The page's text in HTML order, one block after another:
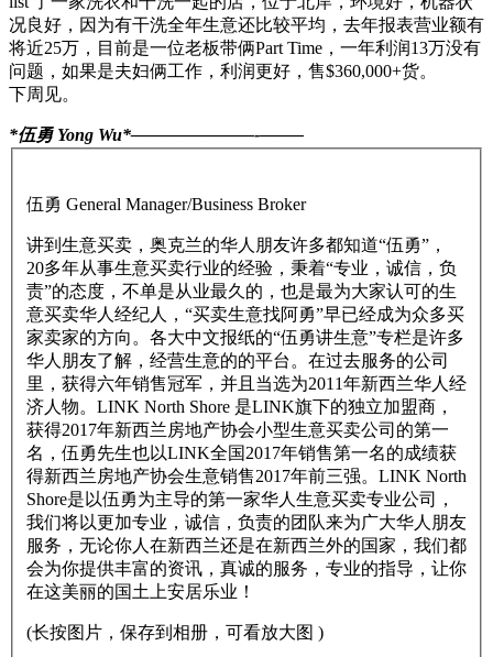
况良好，因为有干洗全年生意还比较平均，去年报表营业额有
将近25万，目前是一位老板带俩Part Time，一年利润13万没有
问题，如果是夫妇俩工作，利润更好，售$360,000+货。
下周见。
*伍勇 Yong Wu*———————-——–
伍勇 General Manager/Business Broker
讲到生意买卖，奥克兰的华人朋友许多都知道“伍勇”，
20多年从事生意买卖行业的经验，秉着“专业，诚信，负
责”的态度，不单是从业最久的，也是最为大家认可的生
意买卖华人经纪人，“买卖生意找阿勇”早已经成为众多买
家卖家的方向。各大中文报纸的“伍勇讲生意”专栏是许多
华人朋友了解，经营生意的的平台。在过去服务的公司
里，获得六年销售冠军，并且当选为2011年新西兰华人经
济人物。LINK North Shore 是LINK旗下的独立加盟商，
获得2017年新西兰房地产协会小型生意买卖公司的第一
名，伍勇先生也以LINK全国2017年销售第一名的成绩获
得新西兰房地产协会生意销售2017年前三强。LINK North
Shore是以伍勇为主导的第一家华人生意买卖专业公司，
我们将以更加专业，诚信，负责的团队来为广大华人朋友
服务，无论你人在新西兰还是在新西兰外的国家，我们都
会为你提供丰富的资讯，真诚的服务，专业的指导，让你
在这美丽的国土上安居乐业！
(长按图片，保存到相册，可看放大图 )